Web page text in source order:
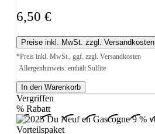
6,50 €
Preise inkl. MwSt. zzgl. Versandkosten
*Preis inkl. MwSt., ggf. zzgl. Versandkosten
Allergenhinweis: enthält Sulfite
In den Warenkorb
Vergriffen
% Rabatt